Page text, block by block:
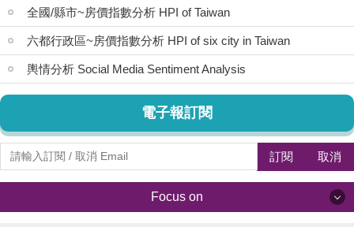
全國/縣市~房價指數分析 HPI of Taiwan
六都行政區~房價指數分析 HPI of six city in Taiwan
輿情分析 Social Media Sentiment Analysis
電子報訂閱
訂閱 取消
Focus on